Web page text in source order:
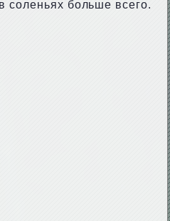
соленьях больше всего.